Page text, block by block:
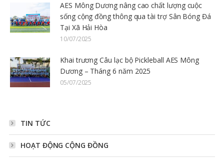
AES Mông Dương nâng cao chất lượng cuộc
sống cộng đồng thông qua tài trợ Sân Bóng Đá
Tại Xã Hải Hòa
10/07/2025
Khai trương Câu lạc bộ Pickleball AES Mông
Dương – Tháng 6 năm 2025
05/07/2025
TIN TỨC
HOẠT ĐỘNG CỘNG ĐỒNG